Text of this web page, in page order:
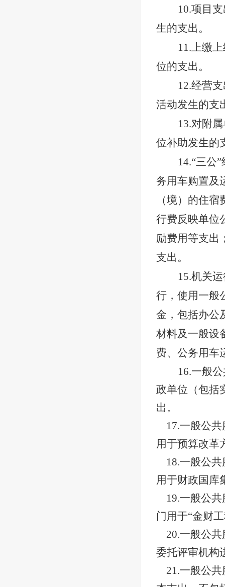
10.项目
生的支出。
11.上缴
位的支出。
12.经营
活动发生的支
13.对附
位补助发生的
14.“三公
务用车购置及
（境）的住
行费反映单位
励费用等支出
支出。
15.机关
行，使用一般
金，包括办公
材料及一般设
费、公务用车
16.一般
政单位（包括
出。
17.一般公
用于预算改革
18.一般公
用于财政国库
19.一般公
门用于“金财
20.一般公
委托评审机构
21.一般公